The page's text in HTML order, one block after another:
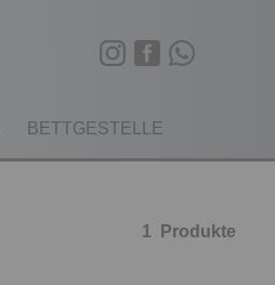
BETTGESTELLE
1 Produkte